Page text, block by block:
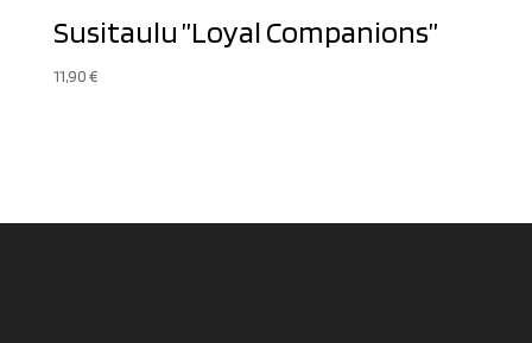
Susitaulu ”Loyal Companions”
11,90€